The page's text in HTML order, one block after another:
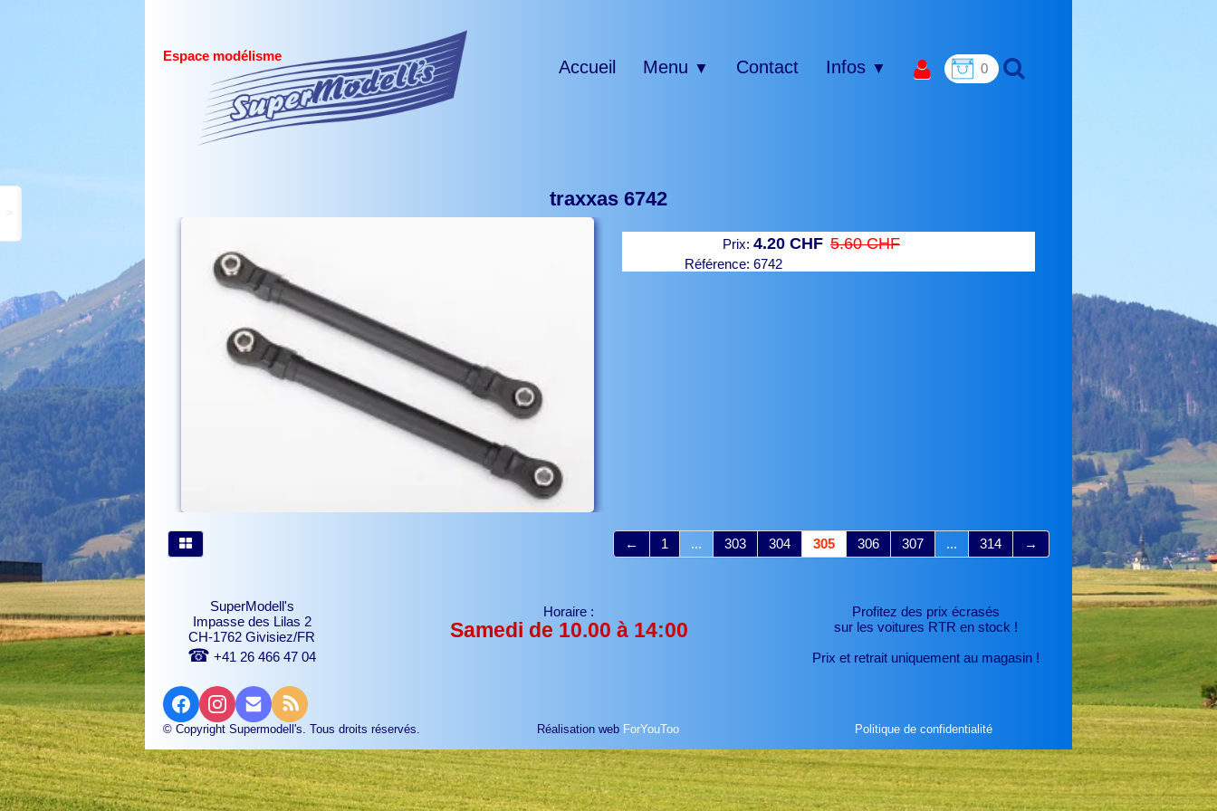
Espace modélisme
Accueil Menu ▼ Contact Infos ▼ 0
traxxas 6742
Prix: 4.20 CHF 5.60 CHF
Référence: 6742
← 1 ... 303 304 305 306 307 ... 314 →
SuperModell's
Impasse des Lilas 2
CH-1762 Givisiez/FR
☎ +41 26 466 47 04
Horaire :
Samedi de 10.00 à 14:00
Profitez des prix écrasés
sur les voitures RTR en stock !
Prix et retrait uniquement au magasin !
© Copyright Supermodell's. Tous droits réservés. Réalisation web ForYouToo Politique de confidentialité